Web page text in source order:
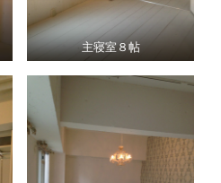
主寝室８帖